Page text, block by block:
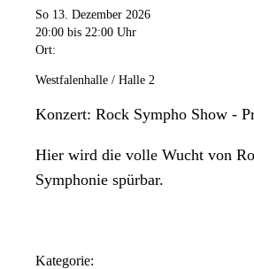
So 13. Dezember 2026
20:00 bis 22:00 Uhr
Ort:
Westfalenhalle / Halle 2
Konzert: Rock Sympho Show -
Hier wird die volle Wucht von
Symphonie spürbar.
Kategorie: